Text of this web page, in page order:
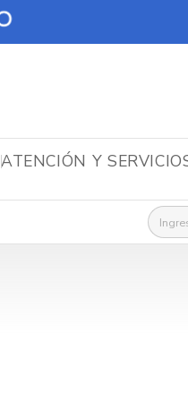
ATENCIÓN Y